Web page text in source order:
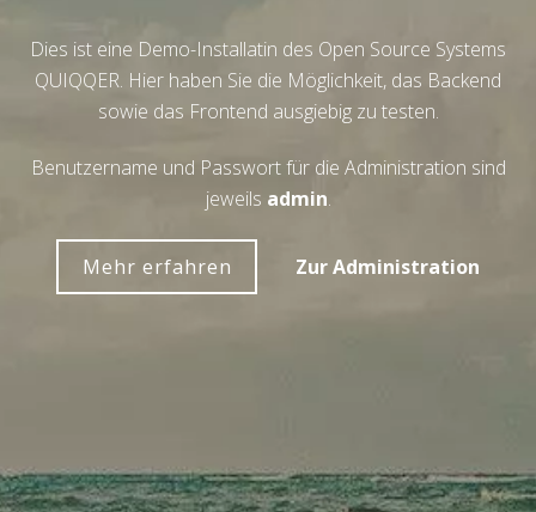
Dies ist eine Demo-Installatin des Open Source Systems
QUIQQER. Hier haben Sie die Möglichkeit, das Backend
sowie das Frontend ausgiebig zu testen.
Benutzername und Passwort für die Administration sind
jeweils admin.
Mehr erfahren Zur Administration